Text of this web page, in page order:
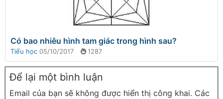
Có bao nhiêu hình tam giác trong hình sau?
Tiểu học 05/10/2017 1287
Để lại một bình luận
Email của bạn sẽ không được hiển thị công khai. Các